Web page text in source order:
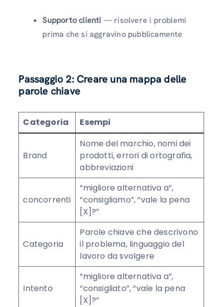
Supporto clienti — risolvere i problemi
prima che si aggravino pubblicamente
Passaggio 2: Creare una mappa delle
parole chiave
Categoria Esempi
Brand
Nome del marchio, nomi dei
prodotti, errori di ortografia,
abbreviazioni
concorrenti
“migliore alternativa a”,
“consigliamo”, “vale la pena
[X]?”
Categoria
Parole chiave che descrivono
il problema, linguaggio del
lavoro da svolgere
Intento
“migliore alternativa a”,
“consigliato”, “vale la pena
[X]?”